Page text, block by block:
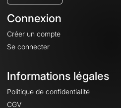
Connexion
Créer un compte
Se connecter
Informations légales
Politique de confidentialité
CGV